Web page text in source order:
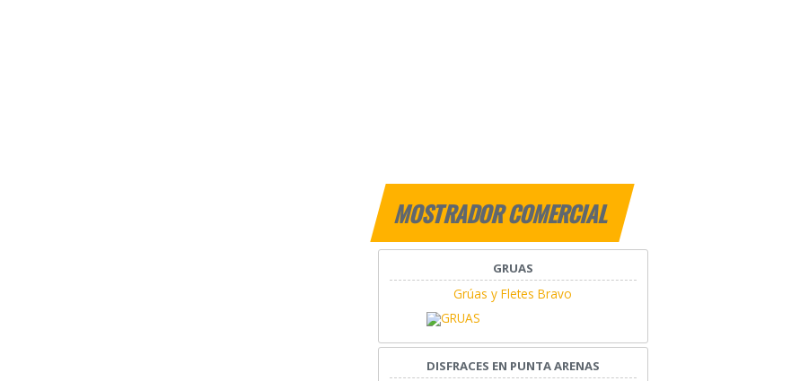
MOSTRADOR COMERCIAL
GRUAS
Grúas y Fletes Bravo
DISFRACES EN PUNTA ARENAS